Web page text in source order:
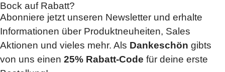
Bock auf Rabatt?
Abonniere jetzt unseren Newsletter und erhalte
Informationen über Produktneuheiten, Sales
Aktionen und vieles mehr. Als Dankeschön gibts
von uns einen 25% Rabatt-Code für deine erste